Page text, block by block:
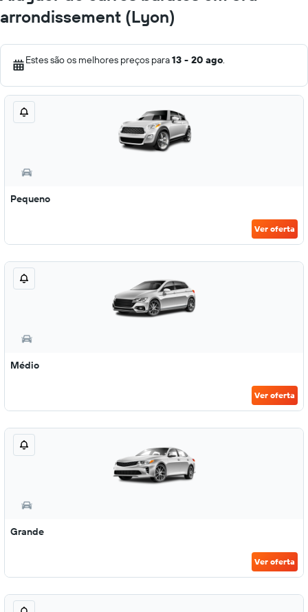
arrondissement (Lyon)
Estes são os melhores preços para13 - 20 ago.
Pequeno
Ver oferta
Médio
Ver oferta
Grande
Ver oferta